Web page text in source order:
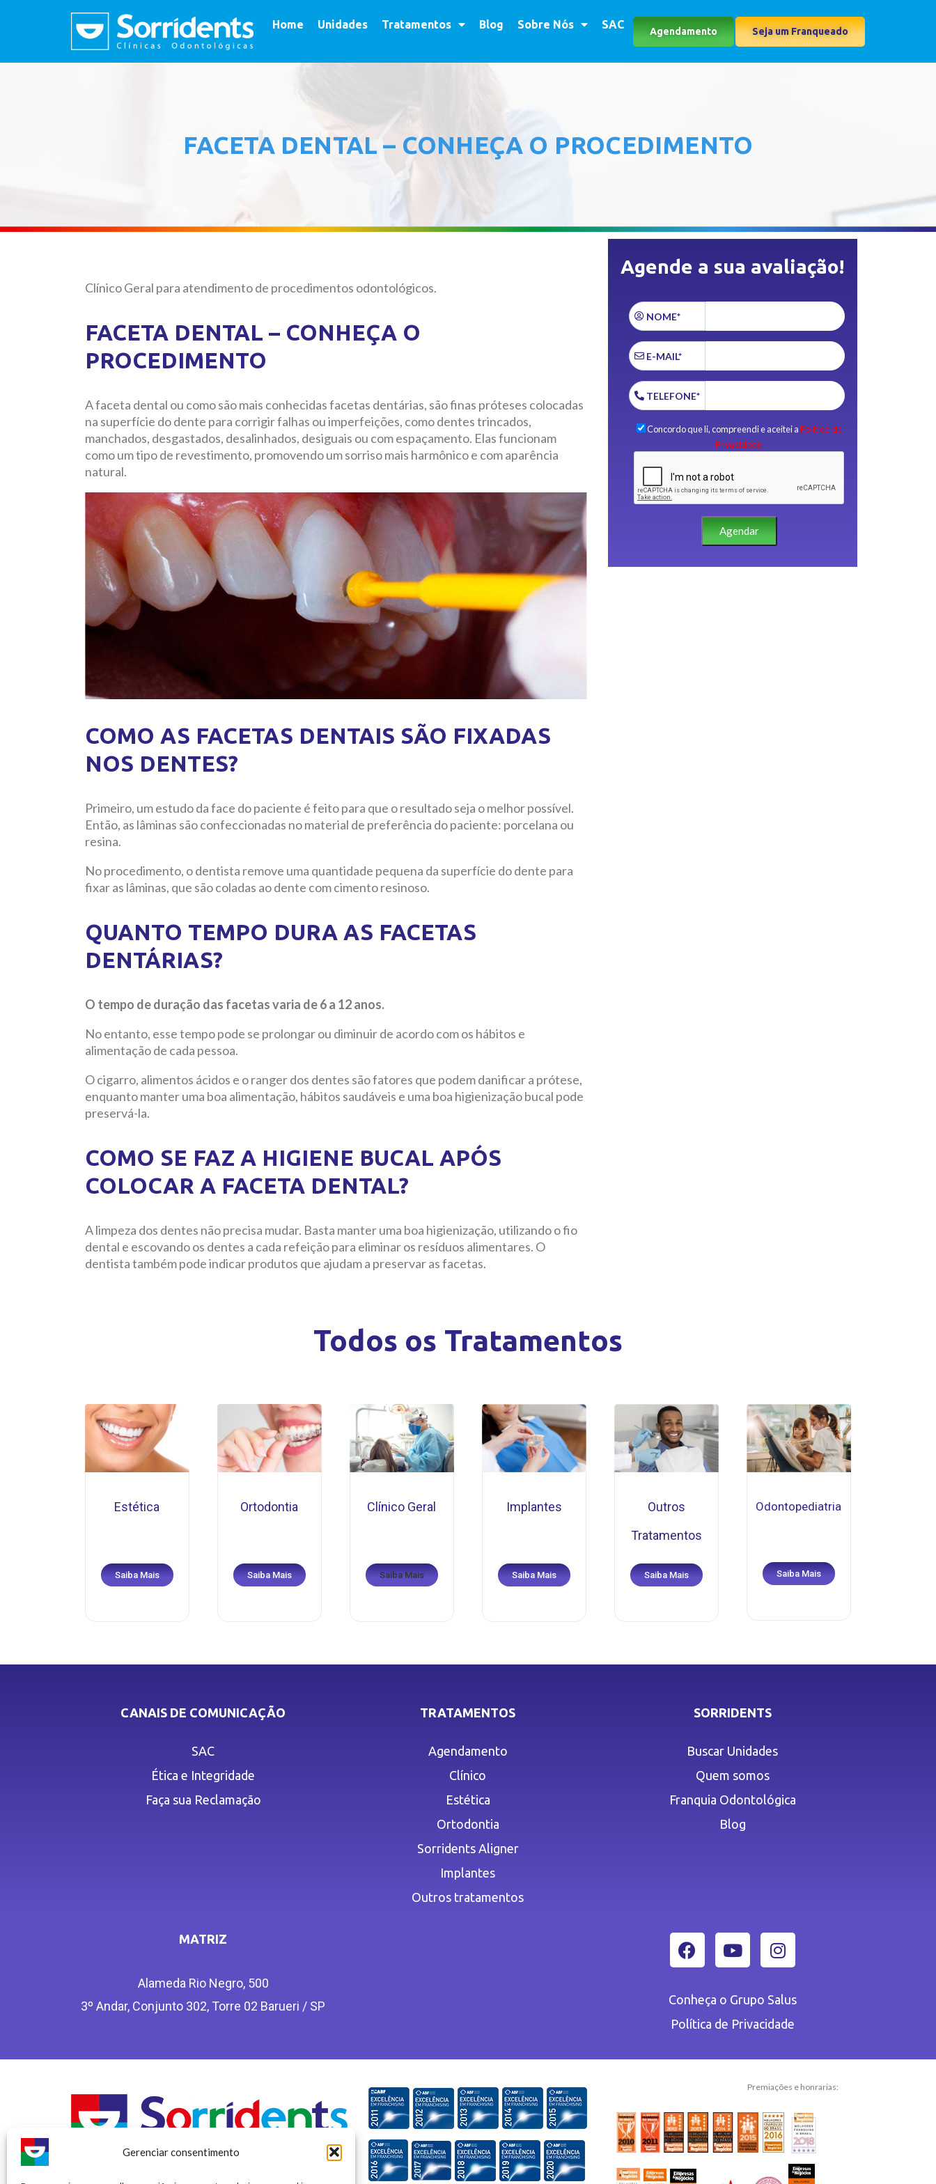
Gerenciar consentimento
Home Unidades Tratamentos Blog Sobre Nós SAC
Agendamento Seja um Franqueado
FACETA DENTAL – CONHEÇA O PROCEDIMENTO
Clínico Geral para atendimento de procedimentos odontológicos.
FACETA DENTAL – CONHEÇA O
PROCEDIMENTO
A faceta dental ou como são mais conhecidas facetas dentárias, são finas próteses colocadas
na superfície do dente para corrigir falhas ou imperfeições, como dentes trincados,
manchados, desgastados, desalinhados, desiguais ou com espaçamento. Elas funcionam
como um tipo de revestimento, promovendo um sorriso mais harmônico e com aparência
natural.
COMO AS FACETAS DENTAIS SÃO FIXADAS
NOS DENTES?
Primeiro, um estudo da face do paciente é feito para que o resultado seja o melhor possível.
Então, as lâminas são confeccionadas no material de preferência do paciente: porcelana ou
resina.
No procedimento, o dentista remove uma quantidade pequena da superfície do dente para
fixar as lâminas, que são coladas ao dente com cimento resinoso.
QUANTO TEMPO DURA AS FACETAS
DENTÁRIAS?
O tempo de duração das facetas varia de 6 a 12 anos.
No entanto, esse tempo pode se prolongar ou diminuir de acordo com os hábitos e
alimentação de cada pessoa.
O cigarro, alimentos ácidos e o ranger dos dentes são fatores que podem danificar a prótese,
enquanto manter uma boa alimentação, hábitos saudáveis e uma boa higienização bucal pode
preservá-la.
COMO SE FAZ A HIGIENE BUCAL APÓS
COLOCAR A FACETA DENTAL?
A limpeza dos dentes não precisa mudar. Basta manter uma boa higienização, utilizando o fio
dental e escovando os dentes a cada refeição para eliminar os resíduos alimentares. O
dentista também pode indicar produtos que ajudam a preservar as facetas.
Agende a sua avaliação!
NOME*
E-MAIL*
TELEFONE*
Concordo que li, compreendi e aceitei aPolítica de
Privacidade.
Agendar
Todos os Tratamentos
Estética
Saiba Mais
Ortodontia
Saiba Mais
Clínico Geral
Saiba Mais
Implantes
Saiba Mais
Outros
Tratamentos
Saiba Mais
Odontopediatria
Saiba Mais
CANAIS DE COMUNICAÇÃO
SAC
Ética e Integridade
Faça sua Reclamação
TRATAMENTOS
Agendamento
Clínico
Estética
Ortodontia
Sorridents Aligner
Implantes
Outros tratamentos
SORRIDENTS
Buscar Unidades
Quem somos
Franquia Odontológica
Blog
MATRIZ
Alameda Rio Negro, 500
3º Andar, Conjunto 302, Torre 02 Barueri / SP
Conheça o Grupo Salus
Política de Privacidade
Premiações e honrarias: